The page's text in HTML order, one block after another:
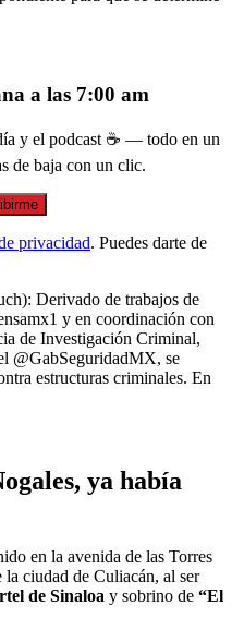
a las 7:00 am
y el podcast ☕ — todo en un
de baja con un clic.
privacidad. Puedes darte de
Derivado de trabajos de
y en coordinación con
de Investigación Criminal,
@GabSeguridadMX, se
estructuras criminales. En
ya había
en la avenida de las Torres
ciudad de Culiacán, al ser
de Sinaloa y sobrino de “El